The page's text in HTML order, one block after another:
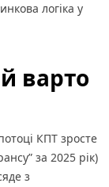
логіка у
варто
КПТ зросте
за 2025 рік)
з